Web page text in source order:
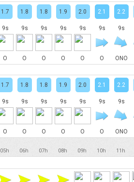
1.7 1.8 1.8 1.9 2.0 2.1 2.2
9s 9s 9s 9s 9s 9s 9s
O O O O O O ONO
1.7 1.8 1.8 1.9 2.0 2.1 2.2
9s 9s 9s 9s 9s 9s 9s
O O O O O O ONO
05h 06h 07h 08h 09h 10h 11h